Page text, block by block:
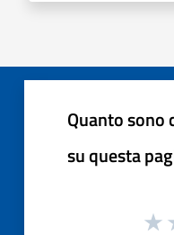
Quanto sono
su questa